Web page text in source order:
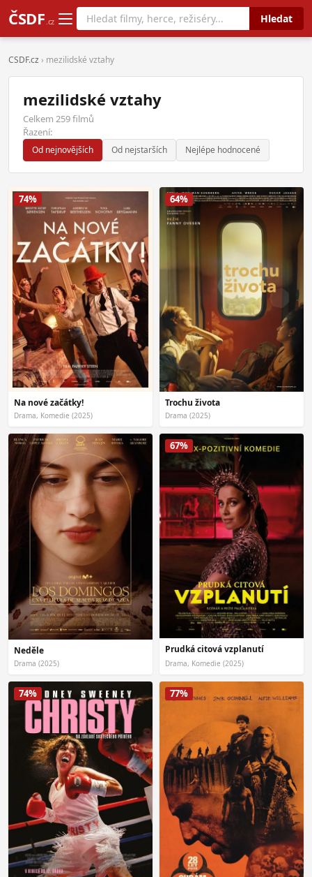
ČSDF .cz Hledat
CSDF.cz › mezilidské vztahy
mezilidské vztahy
Celkem 259 filmů
Řazení:
Od nejnovějších Od nejstarších Nejlépe hodnocené
74%
Na nové začátky!
Drama, Komedie (2025)
64%
Trochu života
Drama (2025)
Neděle
Drama (2025)
67%
Prudká citová vzplanutí
Drama, Komedie (2025)
74% 77%